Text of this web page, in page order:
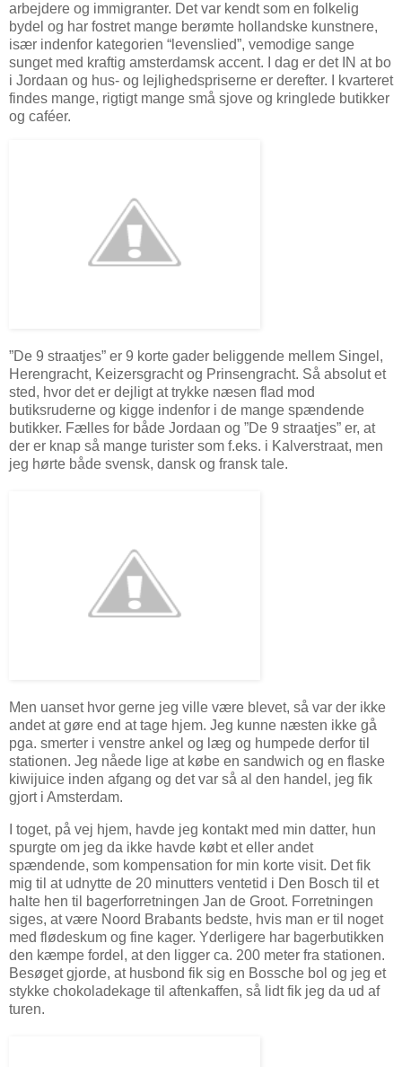
arbejdere og immigranter. Det var kendt som en folkelig
bydel og har fostret mange berømte hollandske kunstnere,
især indenfor kategorien “levenslied”, vemodige sange
sunget med kraftig amsterdamsk accent. I dag er det IN at bo
i Jordaan og hus- og lejlighedspriserne er derefter. I kvarteret
findes mange, rigtigt mange små sjove og kringlede butikker
og caféer.
”De 9 straatjes” er 9 korte gader beliggende mellem Singel,
Herengracht, Keizersgracht og Prinsengracht. Så absolut et
sted, hvor det er dejligt at trykke næsen flad mod
butiksruderne og kigge indenfor i de mange spændende
butikker. Fælles for både Jordaan og ”De 9 straatjes” er, at
der er knap så mange turister som f.eks. i Kalverstraat, men
jeg hørte både svensk, dansk og fransk tale.
Men uanset hvor gerne jeg ville være blevet, så var der ikke
andet at gøre end at tage hjem. Jeg kunne næsten ikke gå
pga. smerter i venstre ankel og læg og humpede derfor til
stationen. Jeg nåede lige at købe en sandwich og en flaske
kiwijuice inden afgang og det var så al den handel, jeg fik
gjort i Amsterdam.
I toget, på vej hjem, havde jeg kontakt med min datter, hun
spurgte om jeg da ikke havde købt et eller andet
spændende, som kompensation for min korte visit. Det fik
mig til at udnytte de 20 minutters ventetid i Den Bosch til et
halte hen til bagerforretningen Jan de Groot. Forretningen
siges, at være Noord Brabants bedste, hvis man er til noget
med flødeskum og fine kager. Yderligere har bagerbutikken
den kæmpe fordel, at den ligger ca. 200 meter fra stationen.
Besøget gjorde, at husbond fik sig en Bossche bol og jeg et
stykke chokoladekage til aftenkaffen, så lidt fik jeg da ud af
turen.